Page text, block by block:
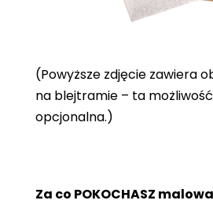
(Powyższe zdjęcie zawiera
na blejtramie – ta
opcjonalna.)
Za co POKOCHASZ